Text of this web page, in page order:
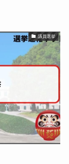
議員選挙